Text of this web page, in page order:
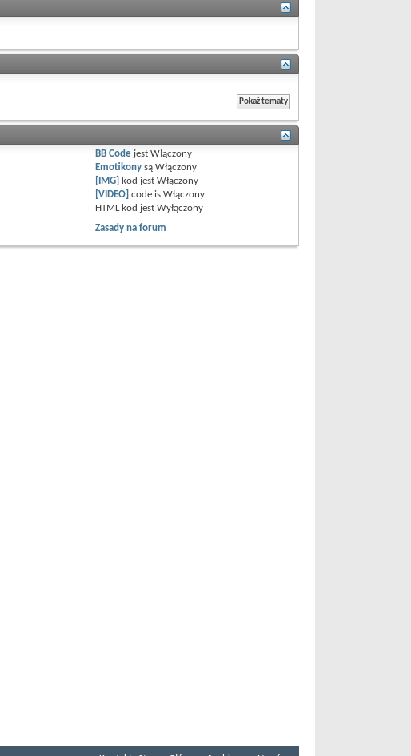
BB Code jestWłączony
Emotikony sąWłączony
[IMG] kod jestWłączony
[VIDEO] code isWłączony
HTML kod jestWyłączony
Zasady na forum